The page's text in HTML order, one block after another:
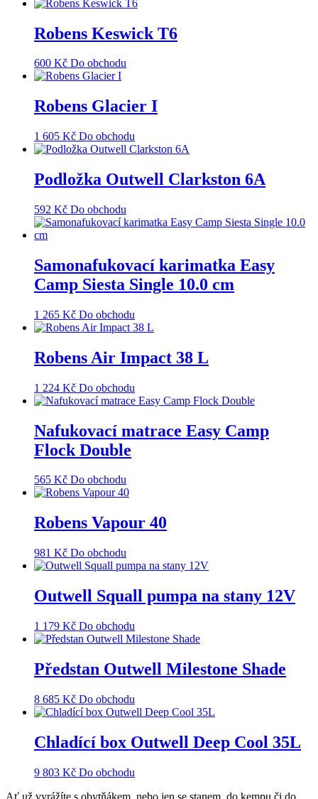
Robens Keswick T6
600 Kč Do obchodu
Robens Glacier I
1 605 Kč Do obchodu
Podložka Outwell Clarkston 6A
592 Kč Do obchodu
Samonafukovací karimatka Easy
Camp Siesta Single 10.0 cm
1 265 Kč Do obchodu
Robens Air Impact 38 L
1 224 Kč Do obchodu
Nafukovací matrace Easy Camp
Flock Double
565 Kč Do obchodu
Robens Vapour 40
981 Kč Do obchodu
Outwell Squall pumpa na stany 12V
1 179 Kč Do obchodu
Předstan Outwell Milestone Shade
8 685 Kč Do obchodu
Chladící box Outwell Deep Cool 35L
9 803 Kč Do obchodu
Ať už vyrážíte s obytňákem, nebo jen se stanem, do kempu či do